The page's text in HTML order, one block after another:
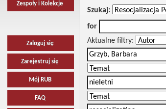
Zespoły i Kolekcje
Zaloguj się
Zarejestruj się
Mój RUB
FAQ
Szukaj:
for
Aktualne filtry: